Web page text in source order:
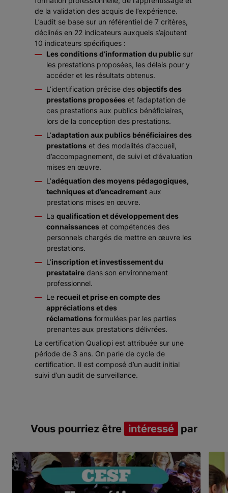
de la validation des acquis de l’expérience.
L’audit se base sur un référentiel de 7 critères,
déclinés en 22 indicateurs auxquels s’ajoutent
10 indicateurs spécifiques :
Les conditions d’information du public sur
les prestations proposées, les délais pour y
accéder et les résultats obtenus.
L’identification précise des objectifs des
prestations proposées et l’adaptation de
ces prestations aux publics bénéficiaires,
lors de la conception des prestations.
L’adaptation aux publics bénéficiaires des
prestations et des modalités d’accueil,
d’accompagnement, de suivi et d’évaluation
mises en œuvre.
L’adéquation des moyens pédagogiques,
techniques et d’encadrement aux
prestations mises en œuvre.
La qualification et développement des
connaissances et compétences des
personnels chargés de mettre en œuvre les
prestations.
L’inscription et investissement du
prestataire dans son environnement
professionnel.
Le recueil et prise en compte des
appréciations et des
réclamations formulées par les parties
prenantes aux prestations délivrées.
La certification Qualiopi est attribuée sur une
période de 3 ans. On parle de cycle de
certification. Il est composé d’un audit initial
suivi d’un audit de surveillance.
Vous pourriez être intéressé par